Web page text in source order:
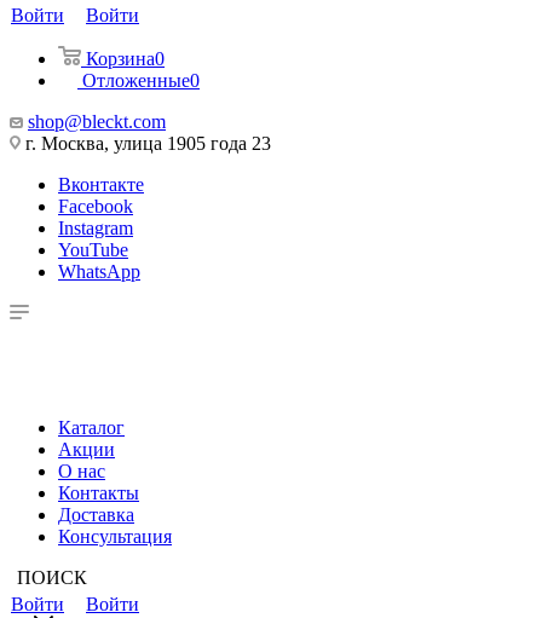
Войти
Войти
Корзина0
Отложенные0
shop@bleckt.com
г. Москва, улица 1905 года 23
Вконтакте
Facebook
Instagram
YouTube
WhatsApp
Каталог
Акции
О нас
Контакты
Доставка
Консультация
ПОИСК
Войти
Войти